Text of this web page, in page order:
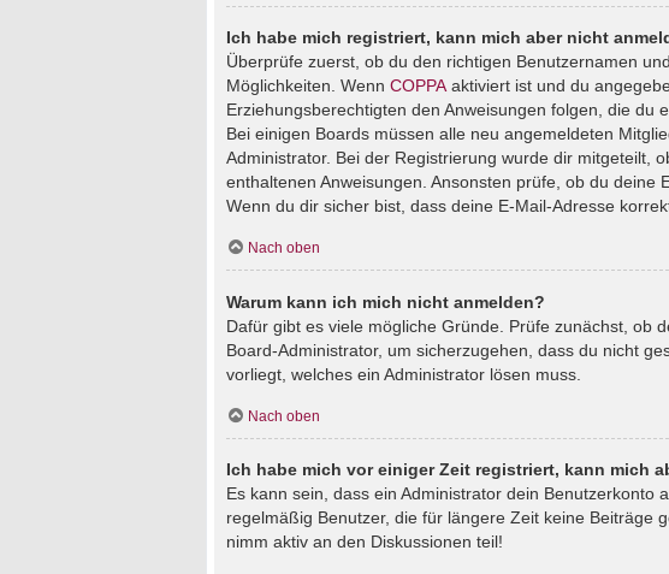
Ich habe mich registriert, kann mich aber nicht
Überprüfe zuerst, ob du den richtigen Benutzernamen
Möglichkeiten. Wenn COPPA aktiviert ist und du
Erziehungsberechtigten den Anweisungen folgen, die du
Bei einigen Boards müssen alle neu angemeldeten
Administrator. Bei der Registrierung wurde dir mitgeteilt,
enthaltenen Anweisungen. Ansonsten prüfe, ob du
Wenn du dir sicher bist, dass deine E-Mail-Adresse
Nach oben
Warum kann ich mich nicht anmelden?
Dafür gibt es viele mögliche Gründe. Prüfe zunächst, ob
Board-Administrator, um sicherzugehen, dass du nicht
vorliegt, welches ein Administrator lösen muss.
Nach oben
Ich habe mich vor einiger Zeit registriert, kann mich
Es kann sein, dass ein Administrator dein
regelmäßig Benutzer, die für längere Zeit keine Beiträge
nimm aktiv an den Diskussionen teil!